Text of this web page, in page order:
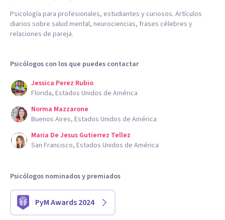
Psicología para profesionales, estudiantes y curiosos. Artículos
diarios sobre salud mental, neurociencias, frases célebres y
relaciones de pareja.
Psicólogos con los que puedes contactar
Jessica Perez Rubio
Florida, Estados Unidos de América
Norma Mazzarone
Buenos Aires, Estados Unidos de América
Maria De Jesus Gutierrez Tellez
San Francisco, Estados Unidos de América
Psicólogos nominados y premiados
PyM Awards 2024